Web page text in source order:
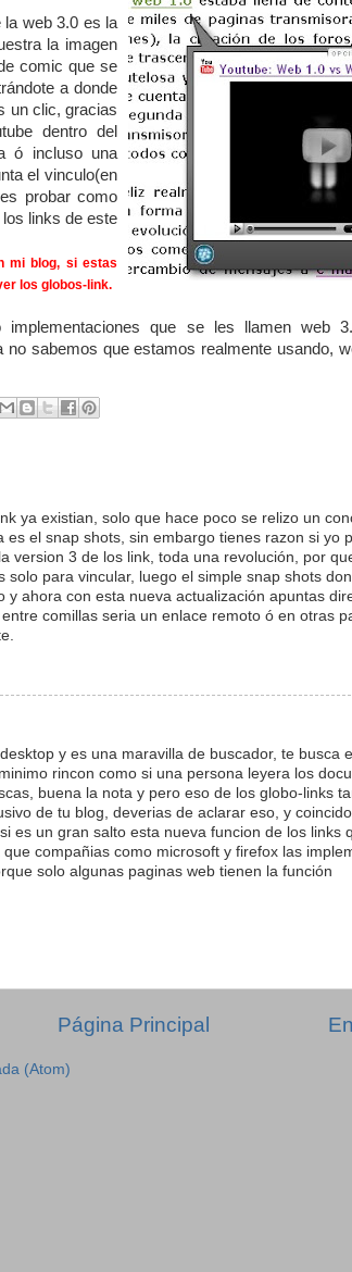
la web 3.0 es la
la imagen
comic que se
a donde
un clic, gracias
dentro del
ó incluso una
el vinculo(en
probar como
links de este
mi blog, si estas
los globos-link.
que se les llamen web
sabemos que estamos realmente usando,
ya existian, solo que hace poco se relizo un
es el snap shots, sin embargo tienes razon si yo
version 3 de los link, toda una revolución, por
solo para vincular, luego el simple snap shots
y ahora con esta nueva actualización apuntas
comillas seria un enlace remoto ó en otras
y es una maravilla de buscador, te busca
rincon como si una persona leyera los
buena la nota y pero eso de los globo-links
de tu blog, deverias de aclarar eso, y
es un gran salto esta nueva funcion de los links
compañias como microsoft y firefox las
solo algunas paginas web tienen la función
Página Principal
(Atom)